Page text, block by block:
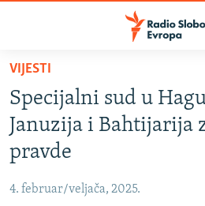
Pređite
glavni
sadržaj
na
glavnu
BOSNA I HERCEGOVINA
CRNA GORA
VIJESTI
Specijalni sud u
Januzija i Bahtijarija
pravde
4. februar/veljača, 2025.